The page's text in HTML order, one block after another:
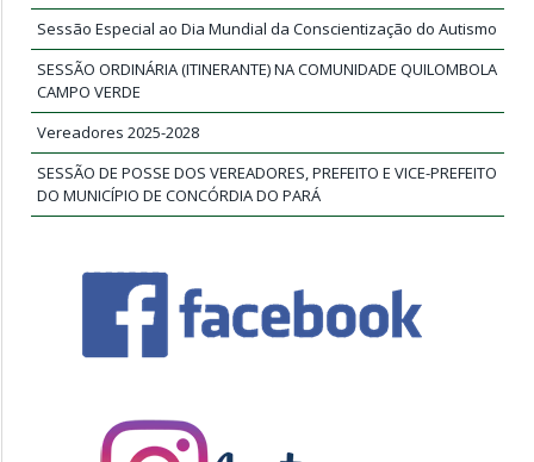
Sessão Especial ao Dia Mundial da Conscientização do Autismo
SESSÃO ORDINÁRIA (ITINERANTE) NA COMUNIDADE QUILOMBOLA
CAMPO VERDE
Vereadores 2025-2028
SESSÃO DE POSSE DOS VEREADORES, PREFEITO E VICE-PREFEITO
DO MUNICÍPIO DE CONCÓRDIA DO PARÁ